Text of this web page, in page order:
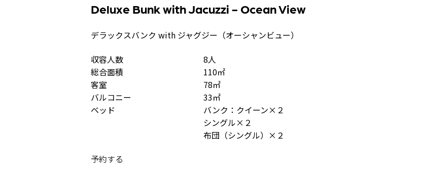
Deluxe Bunk with Jacuzzi - Ocean View
デラックスバンク with ジャグジー（オーシャンビュー）
収容人数
総合面積
客室
バルコニー
ベッド
8人
110㎡
78㎡
33㎡
バンク：クイーン×２
シングル×２
布団（シングル）×２
予約する